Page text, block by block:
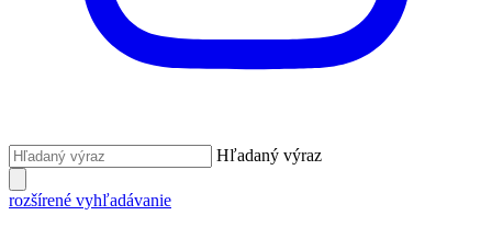
Hľadaný výraz
rozšírené vyhľadávanie